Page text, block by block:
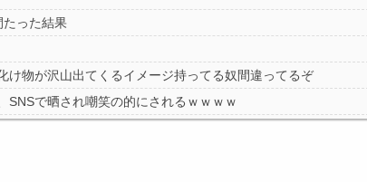
たった結果
け物が沢山出てくるイメージ持ってる奴間違ってるぞ
SNSで晒され嘲笑の的にされるｗｗｗｗ